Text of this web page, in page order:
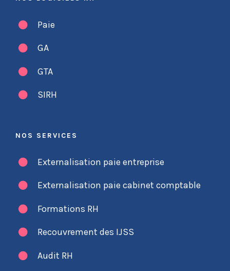
Paie
GA
GTA
SIRH
NOS SERVICES
Externalisation paie entreprise
Externalisation paie cabinet comptable
Formations RH
Recouvrement des IJSS
Audit RH